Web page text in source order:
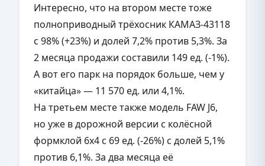
Интересно, что на втором месте тоже
полноприводный трёхосник КАМАЗ-43118
с 98% (+23%) и долей 7,2% против 5,3%. За
2 месяца продажи составили 149 ед. (-1%).
А вот его парк на порядок больше, чем у
«китайца» — 11 570 ед. или 4,1%.
На третьем месте также модель FAW J6,
но уже в дорожной версии с колёсной
формклой 6х4 с 69 ед. (-26%) с долей 5,1%
против 6,1%. За два месяца её